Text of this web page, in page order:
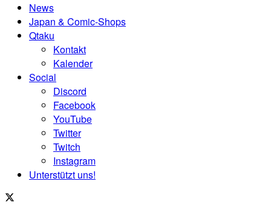
News
Japan & Comic-Shops
Qtaku
Kontakt
Kalender
Social
Discord
Facebook
YouTube
Twitter
Twitch
Instagram
Unterstützt uns!